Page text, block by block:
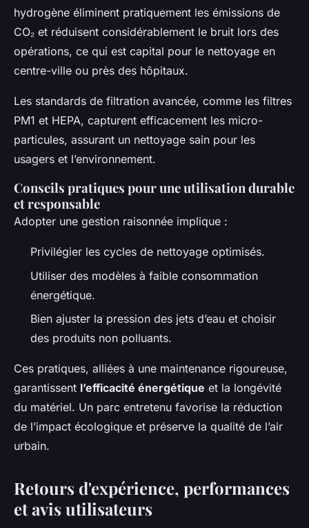
hydrogène éliminent pratiquement les émissions de
CO₂ et réduisent considérablement le bruit lors des
opérations, ce qui est capital pour le nettoyage en
centre-ville ou près des hôpitaux.
Les standards de filtration avancée, comme les filtres
PM1 et HEPA, capturent efficacement les micro-
particules, assurant un nettoyage sain pour les
usagers et l’environnement.
Conseils pratiques pour une utilisation durable
et responsable
Adopter une gestion raisonnée implique :
Privilégier les cycles de nettoyage optimisés.
Utiliser des modèles à faible consommation
énergétique.
Bien ajuster la pression des jets d’eau et choisir
des produits non polluants.
Ces pratiques, alliées à une maintenance rigoureuse,
garantissent l’efficacité énergétique et la longévité
du matériel. Un parc entretenu favorise la réduction
de l’impact écologique et préserve la qualité de l’air
urbain.
Retours d'expérience, performances
et avis utilisateurs